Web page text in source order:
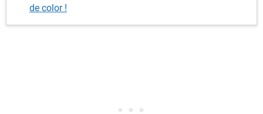
de color !